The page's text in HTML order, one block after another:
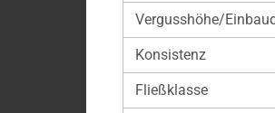
Vergusshöhe/
Konsistenz
Fließklasse